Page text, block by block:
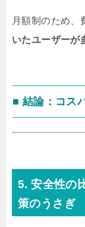
月額制のため、
いたユーザーが
■ 結論：コス
5. 安全性の
策のうさぎ